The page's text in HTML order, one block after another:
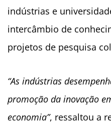
indústrias e
intercâmbio de
projetos de pesquisa
“As indústrias
promoção da inovação
economia”, ressaltou a